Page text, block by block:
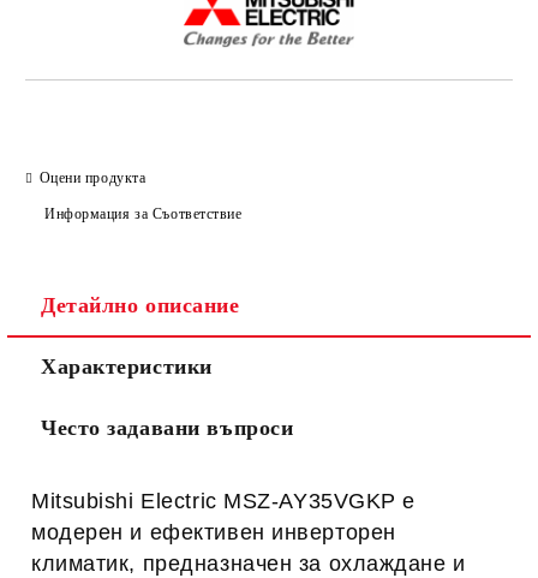
Оцени продукта
Информация за Съответствие
Детайлно описание
Характеристики
Често задавани въпроси
Mitsubishi Electric MSZ-AY35VGKP е
модерен и ефективен инверторен
климатик, предназначен за охлаждане и